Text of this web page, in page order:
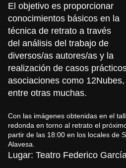
El objetivo es proporcionar
conocimientos básicos en la
técnica de retrato a través
del análisis del trabajo de
diversos/as autores/as y la
realización de casos
asociaciones como 12Nubes,
entre otras muchas.
Con las imágenes obtenidas en el
redonda en torno al retrato el
partir de las 18:00 en los locales de
Alavesa.
Lugar: Teatro Federico